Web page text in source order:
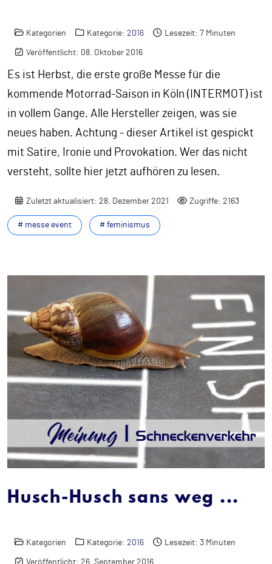
Kategorien Kategorie: 2016 Lesezeit: 7 Minuten
Veröffentlicht: 08. Oktober 2016
Es ist Herbst, die erste große Messe für die
kommende Motorrad-Saison in Köln (INTERMOT) ist
in vollem Gange. Alle Hersteller zeigen, was sie
neues haben. Achtung - dieser Artikel ist gespickt
mit Satire, Ironie und Provokation. Wer das nicht
versteht, sollte hier jetzt aufhören zu lesen.
Zuletzt aktualisiert: 28. Dezember 2021 Zugriffe: 2163
# messe event # feminismus
Husch-Husch sans weg ...
Kategorien Kategorie: 2016 Lesezeit: 3 Minuten
Veröffentlicht: 26. September 2016